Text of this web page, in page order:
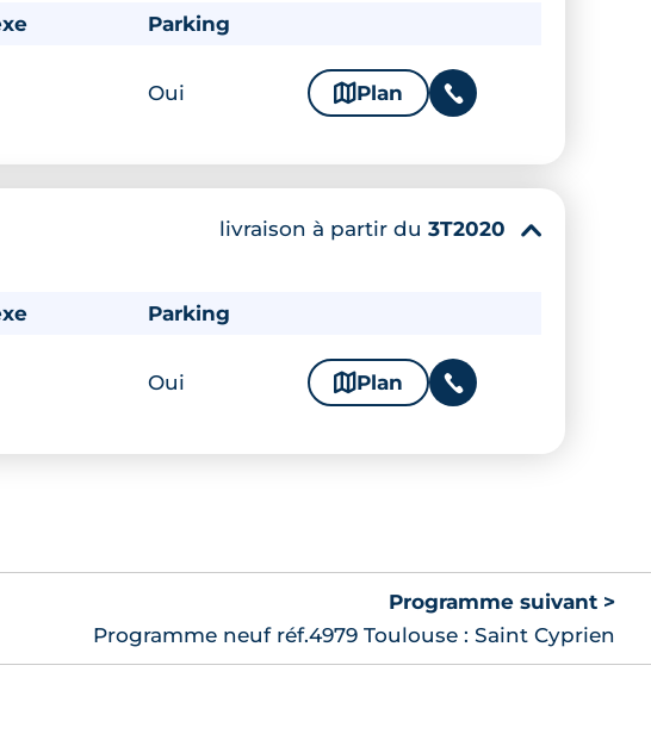
Parking
Oui 🗞 Plan 📞
livraison à partir du 3T2020 ▾
Parking
Oui 🗞 Plan 📞
Programme suivant >
Programme neuf réf.4979 Toulouse : Saint Cyprien